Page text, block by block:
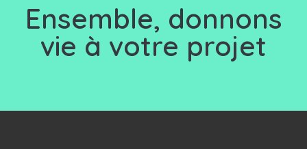
Ensemble, donnons
vie à votre projet